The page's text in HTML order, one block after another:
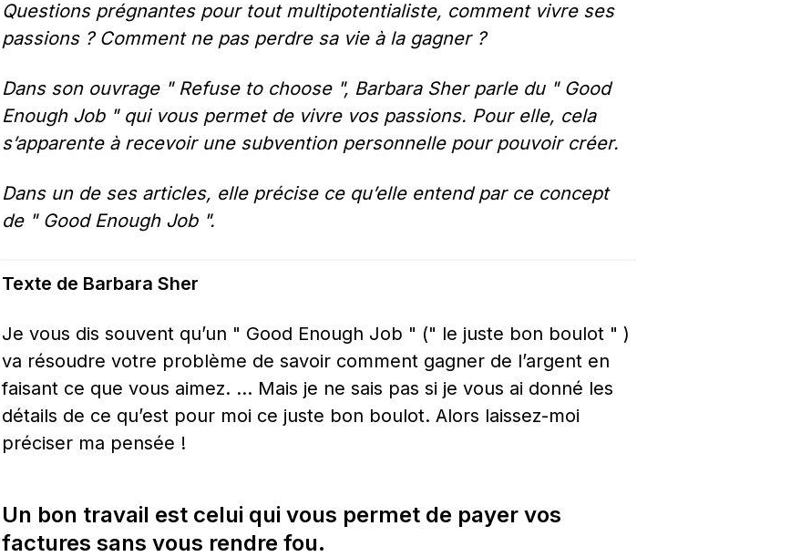
Questions prégnantes pour tout multipotentialiste, comment vivre ses
passions ? Comment ne pas perdre sa vie à la gagner ?
Dans son ouvrage " Refuse to choose ", Barbara Sher parle du " Good
Enough Job " qui vous permet de vivre vos passions. Pour elle, cela
s’apparente à recevoir une subvention personnelle pour pouvoir créer.
Dans un de ses articles, elle précise ce qu’elle entend par ce concept
de " Good Enough Job ".
Texte de Barbara Sher
Je vous dis souvent qu’un " Good Enough Job " (" le juste bon boulot " )
va résoudre votre problème de savoir comment gagner de l’argent en
faisant ce que vous aimez. … Mais je ne sais pas si je vous ai donné les
détails de ce qu’est pour moi ce juste bon boulot. Alors laissez-moi
préciser ma pensée !
Un bon travail est celui qui vous permet de payer vos
factures sans vous rendre fou.